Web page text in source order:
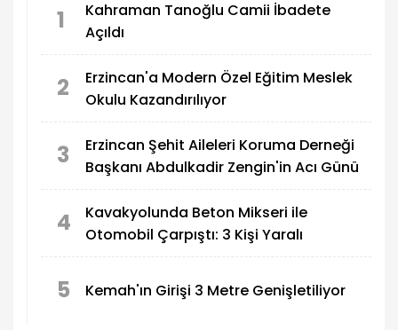
1
Kahraman Tanoğlu Camii İbadete
Açıldı
2
Erzincan'a Modern Özel Eğitim Meslek
Okulu Kazandırılıyor
3
Erzincan Şehit Aileleri Koruma Derneği
Başkanı Abdulkadir Zengin'in Acı Günü
4
Kavakyolunda Beton Mikseri ile
Otomobil Çarpıştı: 3 Kişi Yaralı
5 Kemah'ın Girişi 3 Metre Genişletiliyor